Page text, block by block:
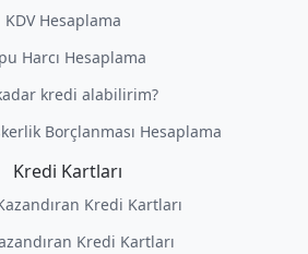
KDV Hesaplama
Harcı Hesaplama
kredi alabilirim?
Borçlanması Hesaplama
Kredi Kartları
Kredi Kartları
Kredi Kartları